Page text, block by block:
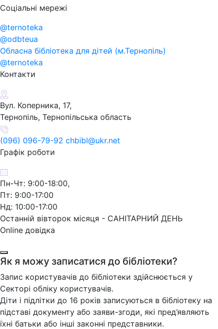
Соціальні мережі
@ternoteka
@odbteua
Обласна бібліотека для дітей (м.Тернопіль)
@ternoteka
Контакти
Вул. Коперника, 17,
Тернопіль, Тернопільська область
(096) 096-79-92 chbibl@ukr.net
Графік роботи
Пн-Чт: 9:00-18:00,
Пт: 9:00-17:00
Нд: 10:00-17:00
Останній вівторок місяця - САНІТАРНИЙ ДЕНЬ
Online довідка
Як я можу записатися до бібліотеки?
Запис користувачів до бібліотеки здійснюється у
Секторі обліку користувачів.
Діти і підлітки до 16 років записуються в бібліотеку на
підставі документу або заяви-згоди, які пред’являють
їхні батьки або інші законні представники.